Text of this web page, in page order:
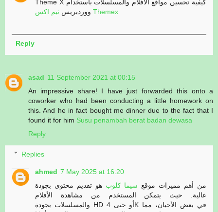
Theme X كيفية تحسين مواقع الأفلام والمسلسلات باستخدام
ووردبريس ثيم اكس Themex
Reply
asad 11 September 2021 at 00:15
An impressive share! I have just forwarded this onto a
coworker who had been conducting a little homework on
this. And he in fact bought me dinner due to the fact that I
found it for him Susu penambah berat badan dewasa
Reply
Replies
ahmed 7 May 2025 at 16:20
من أهم مميزات موقع سيما كلوب هو تقديم محتوى بجودة
عالية. حيث يتمكن المستخدم من مشاهدة الأفلام
والمسلسلات بجودة HD أو حتى 4K في بعض الأحيان، مما